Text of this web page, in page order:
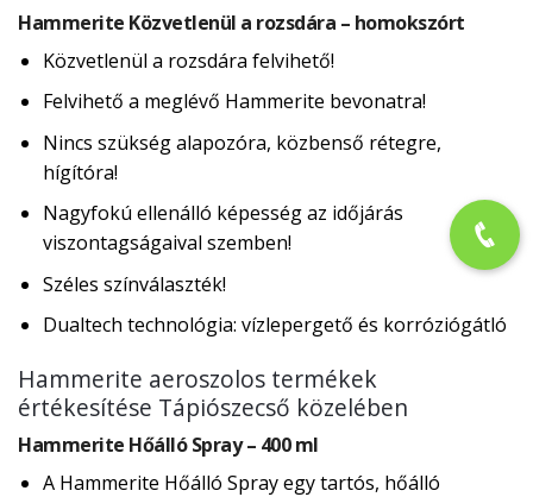
Hammerite Közvetlenül a rozsdára – homokszórt
Közvetlenül a rozsdára felvihető!
Felvihető a meglévő Hammerite bevonatra!
Nincs szükség alapozóra, közbenső rétegre,
hígítóra!
Nagyfokú ellenálló képesség az időjárás
viszontagságaival szemben!
Széles színválaszték!
Dualtech technológia: vízlepergető és korróziógátló
Hammerite aeroszolos termékek
értékesítése Tápiószecső közelében
Hammerite Hőálló Spray – 400 ml
A Hammerite Hőálló Spray egy tartós, hőálló